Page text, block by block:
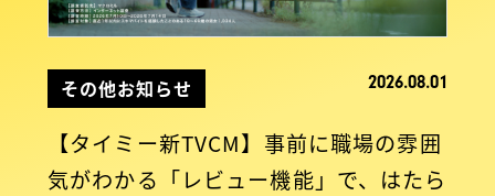
その他お知らせ 2026.08.01
【タイミー新TVCM】事前に職場の雰囲
気がわかる「レビュー機能」で、はたら